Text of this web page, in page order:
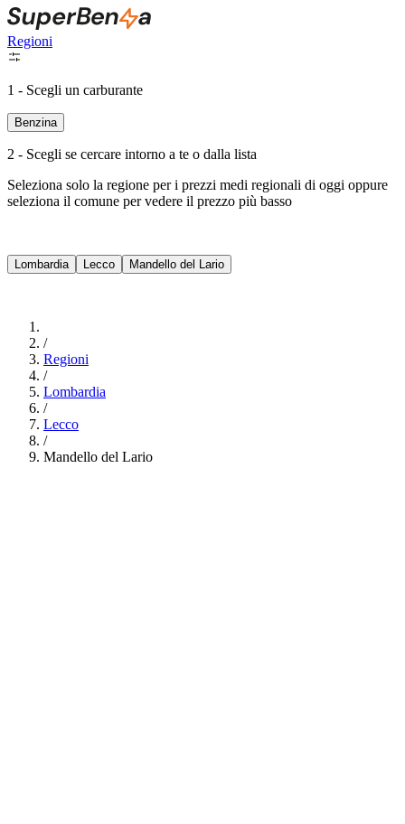
Regioni
1 - Scegli un carburante
Benzina
2 - Scegli se cercare intorno a te o dalla lista
Seleziona solo la regione per i prezzi medi regionali di oggi oppure
seleziona il comune per vedere il prezzo più basso
Lombardia Lecco Mandello del Lario
/
Regioni
/
Lombardia
/
Lecco
/
Mandello del Lario